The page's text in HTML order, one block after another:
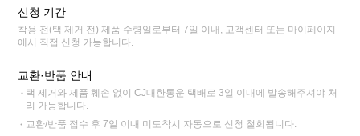
신청 기간
착용 전(택 제거 전) 제품 수령일로부터 7일 이내, 고객센터 또는 마이페이지
에서 직접 신청 가능합니다.
교환·반품 안내
택 제거와 제품 훼손 없이 CJ대한통운 택배로 3일 이내에 발송해주셔야 처
리 가능합니다.
교환/반품 접수 후 7일 이내 미도착시 자동으로 신청 철회됩니다.